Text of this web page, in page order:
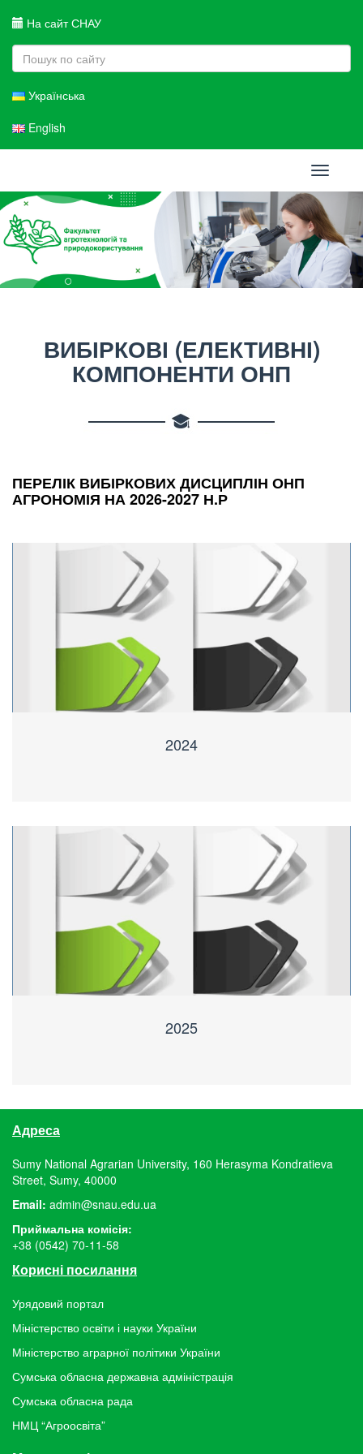
На сайт СНАУ
Українська
English
Toggle
ВИБІРКОВІ (ЕЛЕКТИВНІ)
КОМПОНЕНТИ ОНП
ПЕРЕЛІК ВИБІРКОВИХ ДИСЦИПЛІН ОНП
АГРОНОМІЯ НА 2026-2027 Н.Р
2024
2025
Адреса
Sumy National Agrarian University, 160 Herasyma Kondratieva
Street, Sumy, 40000
Email: admin@snau.edu.ua
Приймальна комісія:
+38 (0542) 70-11-58
Корисні посилання
Урядовий портал
Міністерство освіти і науки України
Міністерство аграрної політики України
Сумська обласна державна адміністрація
Сумська обласна рада
НМЦ “Агроосвіта”